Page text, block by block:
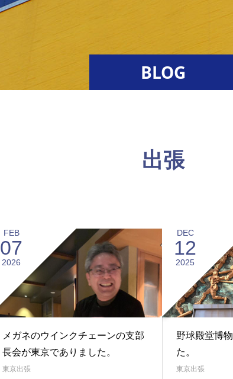
BLOG
出張
FEB
07
2026
メガネのウインクチェーンの支部
長会が東京でありました。
東京出張
DEC
12
2025
野球殿堂博
た。
東京出張